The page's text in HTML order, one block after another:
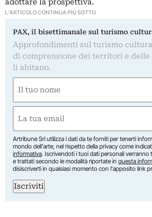
adottare la prospettiva.
L'ARTICOLO CONTINUA PIÙ SOTTO
PAX, il bisettimanale sul turismo
Approfondimenti sul turismo
di comprensione dei territori e delle
li abitano.
(Obbligatorio)
Nome
(Obbligatorio)
Artribune Srl utilizza i dati da te forniti per tenerti
mondo dell'arte, nel rispetto della privacy come
informativa. Iscrivendoti i tuoi dati personali verranno
e trattati secondo le modalità riportate in questa
disiscriverti in qualsiasi momento con l'apposito link
Iscriviti